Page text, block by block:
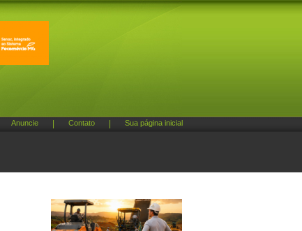
Anuncie Contato Sua página inicial